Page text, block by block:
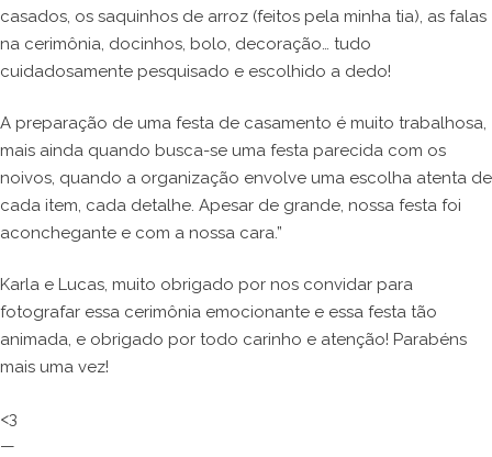
casados, os saquinhos de arroz (feitos pela minha tia), as falas
na cerimônia, docinhos, bolo, decoração… tudo
cuidadosamente pesquisado e escolhido a dedo!
A preparação de uma festa de casamento é muito trabalhosa,
mais ainda quando busca-se uma festa parecida com os
noivos, quando a organização envolve uma escolha atenta de
cada item, cada detalhe. Apesar de grande, nossa festa foi
aconchegante e com a nossa cara.”
Karla e Lucas, muito obrigado por nos convidar para
fotografar essa cerimônia emocionante e essa festa tão
animada, e obrigado por todo carinho e atenção! Parabéns
mais uma vez!
<3
—